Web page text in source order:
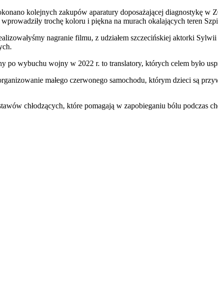
kolejnych zakupów aparatury doposażającej diagnostykę w
trochę koloru i piękna na murach okalających teren
nagranie filmu, z udziałem szczecińskiej aktorki
po wybuchu wojny w 2022 r. to translatory, których celem było
małego czerwonego samochodu, którym dzieci są
chłodzących, które pomagają w zapobieganiu bólu podczas